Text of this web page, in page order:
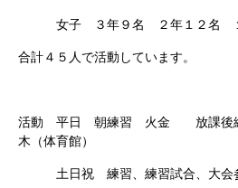
女子 ３年９名 ２年１２名 １
合計４５人で活動しています。
活動 平日 朝練習 火金 放課後練
木（体育館）
土日祝 練習、練習試合、大会